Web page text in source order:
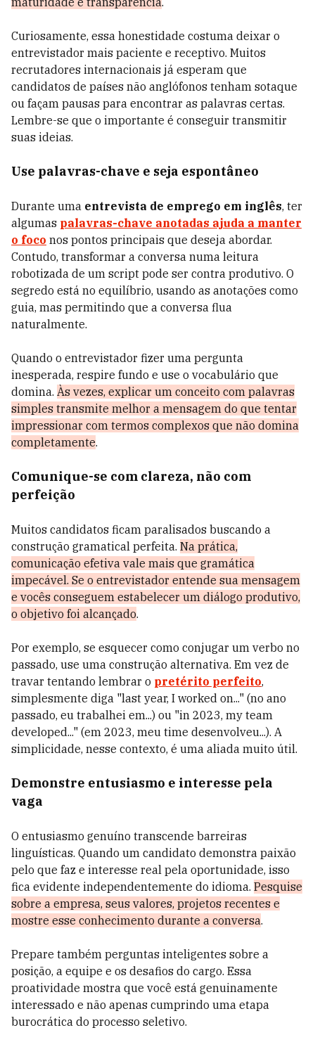
Curiosamente, essa honestidade costuma deixar o
entrevistador mais paciente e receptivo. Muitos
recrutadores internacionais já esperam que
candidatos de países não anglófonos tenham sotaque
ou façam pausas para encontrar as palavras certas.
Lembre-se que o importante é conseguir transmitir
suas ideias.
Use palavras-chave e seja espontâneo
Durante uma entrevista de emprego em inglês, ter
algumas palavras-chave anotadas ajuda a manter
o foco nos pontos principais que deseja abordar.
Contudo, transformar a conversa numa leitura
robotizada de um script pode ser contra produtivo. O
segredo está no equilíbrio, usando as anotações como
guia, mas permitindo que a conversa flua
naturalmente.
Quando o entrevistador fizer uma pergunta
inesperada, respire fundo e use o vocabulário que
domina. Às vezes, explicar um conceito com palavras
simples transmite melhor a mensagem do que tentar
impressionar com termos complexos que não domina
completamente.
Comunique-se com clareza, não com
perfeição
Muitos candidatos ficam paralisados buscando a
construção gramatical perfeita. Na prática,
comunicação efetiva vale mais que gramática
impecável. Se o entrevistador entende sua mensagem
e vocês conseguem estabelecer um diálogo produtivo,
o objetivo foi alcançado.
Por exemplo, se esquecer como conjugar um verbo no
passado, use uma construção alternativa. Em vez de
travar tentando lembrar o pretérito perfeito,
simplesmente diga "last year, I worked on..." (no ano
passado, eu trabalhei em...) ou "in 2023, my team
developed..." (em 2023, meu time desenvolveu...). A
simplicidade, nesse contexto, é uma aliada muito útil.
Demonstre entusiasmo e interesse pela
vaga
O entusiasmo genuíno transcende barreiras
linguísticas. Quando um candidato demonstra paixão
pelo que faz e interesse real pela oportunidade, isso
fica evidente independentemente do idioma. Pesquise
sobre a empresa, seus valores, projetos recentes e
mostre esse conhecimento durante a conversa.
Prepare também perguntas inteligentes sobre a
posição, a equipe e os desafios do cargo. Essa
proatividade mostra que você está genuinamente
interessado e não apenas cumprindo uma etapa
burocrática do processo seletivo.